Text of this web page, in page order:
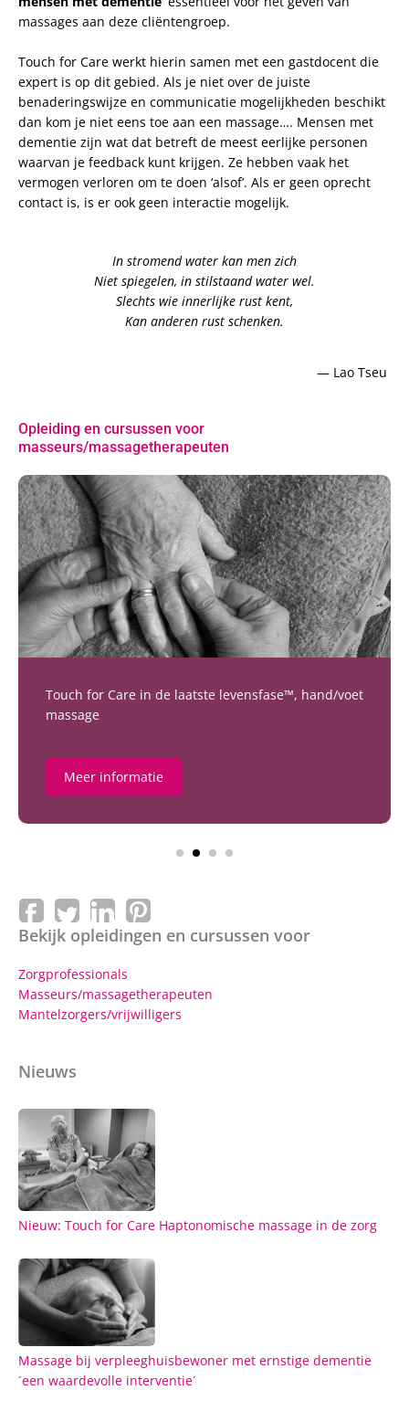
massages aan deze cliëntengroep.
Touch for Care werkt hierin samen met een gastdocent die
expert is op dit gebied. Als je niet over de juiste
benaderingswijze en communicatie mogelijkheden beschikt
dan kom je niet eens toe aan een massage…. Mensen met
dementie zijn wat dat betreft de meest eerlijke personen
waarvan je feedback kunt krijgen. Ze hebben vaak het
vermogen verloren om te doen ‘alsof’. Als er geen oprecht
contact is, is er ook geen interactie mogelijk.
In stromend water kan men zich
Niet spiegelen, in stilstaand water wel.
Slechts wie innerlijke rust kent,
Kan anderen rust schenken.
— Lao Tseu
Opleiding en cursussen voor
masseurs/massagetherapeuten
Touch for Care in de laatste levensfase™, hand/voet
massage
Meer informatie
Bekijk opleidingen en cursussen voor
Zorgprofessionals
Masseurs/massagetherapeuten
Mantelzorgers/vrijwilligers
Nieuws
Nieuw: Touch for Care Haptonomische massage in de zorg
Massage bij verpleeghuisbewoner met ernstige dementie
´een waardevolle interventie´